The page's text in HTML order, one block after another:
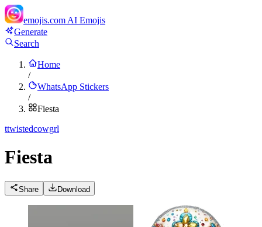
emojis.com AI Emojis
Generate
Search
Home
/
WhatsApp Stickers
/
Fiesta
ttwistedcowgrl
Fiesta
Share Download